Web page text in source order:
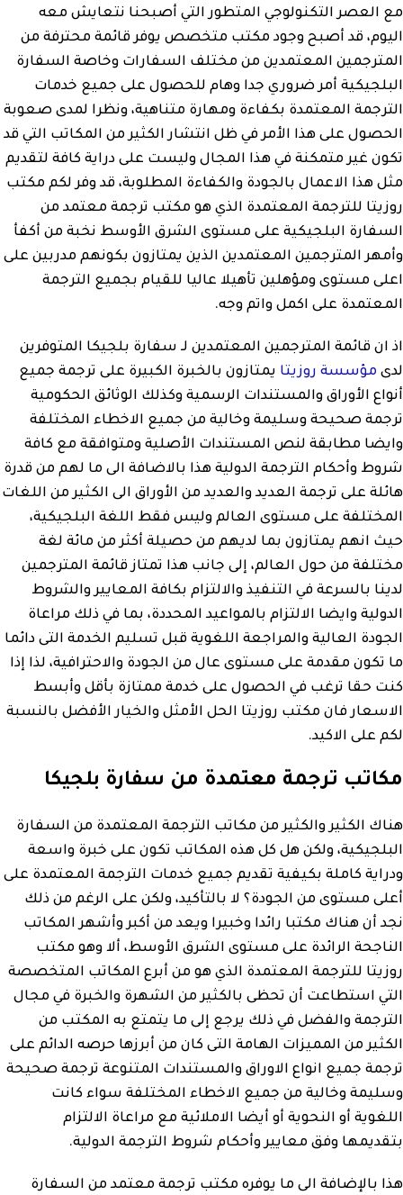
مع العصر التكنولوجي المتطور التي أصبحنا نتعايش معه
اليوم، قد أصبح وجود مكتب متخصص يوفر قائمة محترفة من
المترجمين المعتمدين من مختلف السفارات وخاصة السفارة
البلجيكية أمر ضروري جدا وهام للحصول على جميع خدمات
الترجمة المعتمدة بكفاءة ومهارة متناهية، ونظرا لمدى صعوبة
الحصول على هذا الأمر في ظل انتشار الكثير من المكاتب التي قد
تكون غير متمكنة في هذا المجال وليست على دراية كافة لتقديم
مثل هذا الاعمال بالجودة والكفاءة المطلوبة، قد وفر لكم مكتب
روزيتا للترجمة المعتمدة الذي هو مكتب ترجمة معتمد من
السفارة البلجيكية على مستوى الشرق الأوسط نخبة من أكفأ
وأمهر المترجمين المعتمدين الذين يمتازون بكونهم مدربين على
اعلى مستوى ومؤهلين تأهيلا عاليا للقيام بجميع الترجمة
المعتمدة على اكمل واتم وجه.
اذ ان قائمة المترجمين المعتمدين لـ سفارة بلجيكا المتوفرين
لدى مؤسسة روزيتا يمتازون بالخبرة الكبيرة على ترجمة جميع
أنواع الأوراق والمستندات الرسمية وكذلك الوثائق الحكومية
ترجمة صحيحة وسليمة وخالية من جميع الاخطاء المختلفة
وايضا مطابقة لنص المستندات الأصلية ومتوافقة مع كافة
شروط وأحكام الترجمة الدولية هذا بالاضافة الى ما لهم من قدرة
هائلة على ترجمة العديد والعديد من الأوراق الى الكثير من اللغات
المختلفة على مستوى العالم وليس فقط اللغة البلجيكية،
حيث انهم يمتازون بما لديهم من حصيلة أكثر من مائة لغة
مختلفة من حول العالم، إلى جانب هذا تمتاز قائمة المترجمين
لدينا بالسرعة في التنفيذ والالتزام بكافة المعايير والشروط
الدولية وايضا الالتزام بالمواعيد المحددة، بما في ذلك مراعاة
الجودة العالية والمراجعة اللغوية قبل تسليم الخدمة التى دائما
ما تكون مقدمة على مستوى عال من الجودة والاحترافية، لذا إذا
كنت حقا ترغب في الحصول على خدمة ممتازة بأقل وأبسط
الاسعار فان مكتب روزيتا الحل الأمثل والخيار الأفضل بالنسبة
لكم على الاكيد.
مكاتب ترجمة معتمدة من سفارة بلجيكا
هناك الكثير والكثير من مكاتب الترجمة المعتمدة من السفارة
البلجيكية، ولكن هل كل هذه المكاتب تكون على خبرة واسعة
ودراية كاملة بكيفية تقديم جميع خدمات الترجمة المعتمدة على
أعلى مستوى من الجودة؟ لا بالتأكيد، ولكن على الرغم من ذلك
نجد أن هناك مكتبا رائدا وخبيرا ويعد من أكبر وأشهر المكاتب
الناجحة الرائدة على مستوى الشرق الأوسط، ألا وهو مكتب
روزيتا للترجمة المعتمدة الذي هو من أبرع المكاتب المتخصصة
التي استطاعت أن تحظى بالكثير من الشهرة والخبرة في مجال
الترجمة والفضل في ذلك يرجع إلى ما يتمتع به المكتب من
الكثير من المميزات الهامة التى كان من أبرزها حرصه الدائم على
ترجمة جميع انواع الاوراق والمستندات المتنوعة ترجمة صحيحة
وسليمة وخالية من جميع الاخطاء المختلفة سواء كانت
اللغوية أو النحوية أو أيضا الاملائية مع مراعاة الالتزام
بتقديمها وفق معايير وأحكام شروط الترجمة الدولية.
هذا بالإضافة الى ما يوفره مكتب ترجمة معتمد من السفارة